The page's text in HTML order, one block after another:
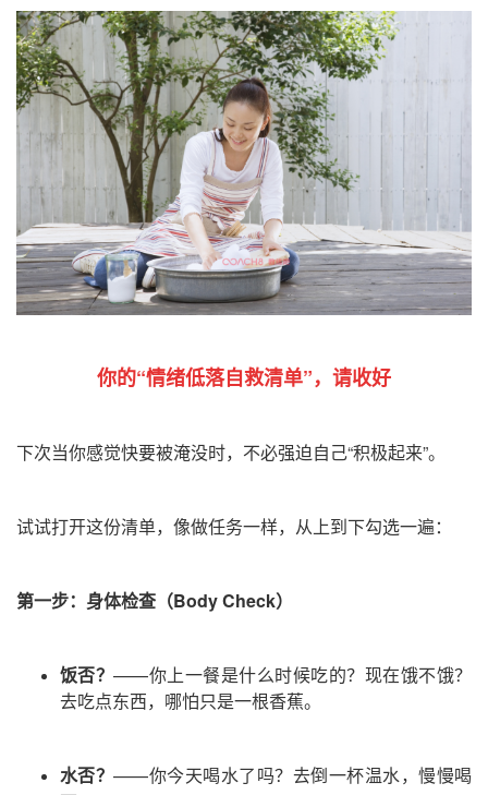
你的“情绪低落自救清单”，请收好
下次当你感觉快要被淹没时，不必强迫自己“积极起来”。
试试打开这份清单，像做任务一样，从上到下勾选一遍：
第一步：身体检查 （Body Check）
饭否？——你上一餐是什么时候吃的？现在饿不饿？
去吃点东西，哪怕只是一根香蕉。
水否？——你今天喝水了吗？去倒一杯温水，慢慢喝